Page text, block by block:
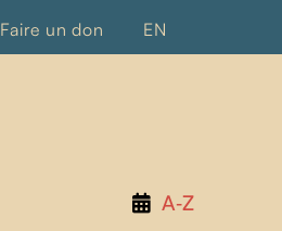
Faire un don EN
A‑Z